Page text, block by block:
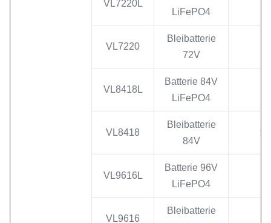
VL7220L
LiFePO4
VL7220
Bleibatterie
72V
VL8418L
Batterie 84V
LiFePO4
VL8418
Bleibatterie
84V
VL9616L
Batterie 96V
LiFePO4
VL9616
Bleibatterie